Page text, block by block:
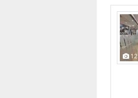
12